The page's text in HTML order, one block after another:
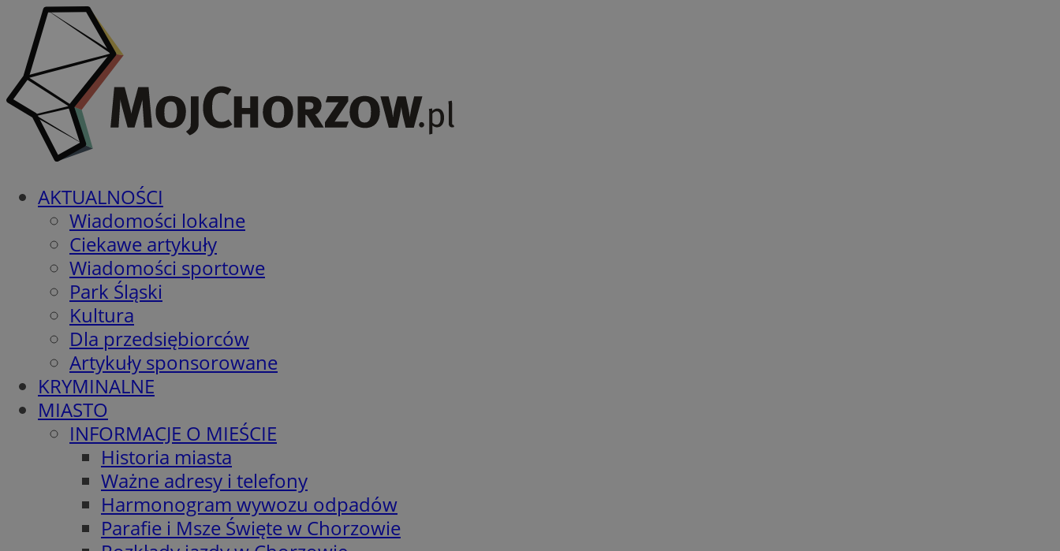
AKTUALNOŚCI
Wiadomości lokalne
Ciekawe artykuły
Wiadomości sportowe
Park Śląski
Kultura
Dla przedsiębiorców
Artykuły sponsorowane
KRYMINALNE
MIASTO
INFORMACJE O MIEŚCIE
Historia miasta
Ważne adresy i telefony
Harmonogram wywozu odpadów
Parafie i Msze Święte w Chorzowie